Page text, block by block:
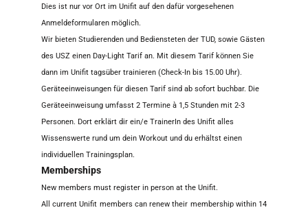
Dies ist nur vor Ort im Unifit auf den dafür vorgesehenen
Anmeldeformularen möglich.
Wir bieten Studierenden und Bediensteten der TUD, sowie Gästen
des USZ einen Day-Light Tarif an. Mit diesem Tarif können Sie
dann im Unifit tagsüber trainieren (Check-In bis 15.00 Uhr).
Geräteeinweisungen für diesen Tarif sind ab sofort buchbar. Die
Geräteeinweisung umfasst 2 Termine à 1,5 Stunden mit 2-3
Personen. Dort erklärt dir ein/e TrainerIn des Unifit alles
Wissenswerte rund um dein Workout und du erhältst einen
individuellen Trainingsplan.
Memberships
New members must register in person at the Unifit.
All current Unifit members can renew their membership within 14